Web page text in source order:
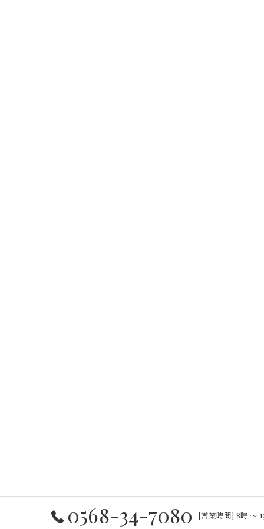
0568-34-7080 [営業時間] 8時 〜